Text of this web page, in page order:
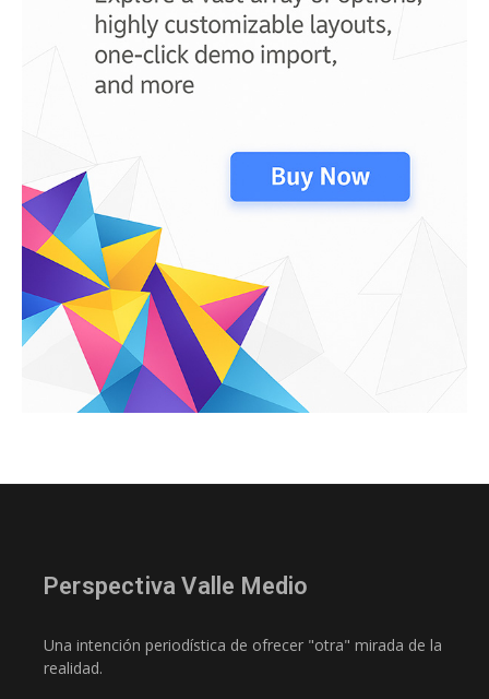
Perspectiva Valle Medio
Una intención periodística de ofrecer "otra" mirada de la
realidad.